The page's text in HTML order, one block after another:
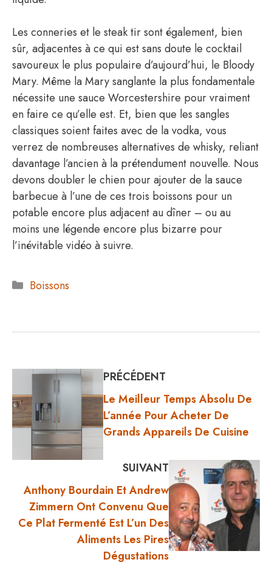
Les conneries et le steak tir sont également, bien
sûr, adjacentes à ce qui est sans doute le cocktail
savoureux le plus populaire d’aujourd’hui, le Bloody
Mary. Même la Mary sanglante la plus fondamentale
nécessite une sauce Worcestershire pour vraiment
en faire ce qu’elle est. Et, bien que les sangles
classiques soient faites avec de la vodka, vous
verrez de nombreuses alternatives de whisky, reliant
davantage l’ancien à la prétendument nouvelle. Nous
devons doubler le chien pour ajouter de la sauce
barbecue à l’une de ces trois boissons pour un
potable encore plus adjacent au dîner – ou au
moins une légende encore plus bizarre pour
l’inévitable vidéo à suivre.
Catégories
Boissons
PRÉCÉDENT
Le Meilleur Temps Absolu De
L’année Pour Acheter De
Grands Appareils De Cuisine
SUIVANT
Anthony Bourdain Et Andrew
Zimmern Ont Convenu Que
Ce Plat Fermenté Est L’un Des
Aliments Les Pires
Dégustations